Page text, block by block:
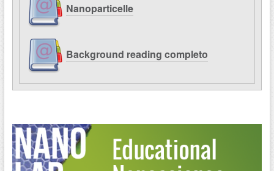
Nanoparticelle
Background reading completo